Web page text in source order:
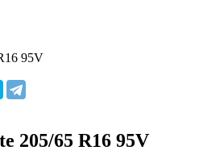
95V
205/65 R16 95V